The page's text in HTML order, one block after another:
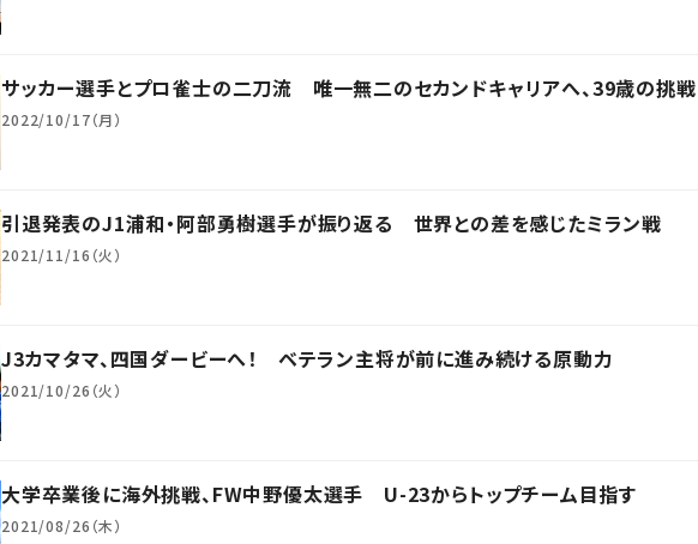
サッカー選手とプロ雀士の二刀流 唯一無二のセカンドキャリアへ、39歳の挑戦
2022/10/17（月）
引退発表のJ1浦和・阿部勇樹選手が振り返る 世界との差を感じたミラン戦
2021/11/16（火）
J3カマタマ、四国ダービーへ！ ベテラン主将が前に進み続ける原動力
2021/10/26（火）
大学卒業後に海外挑戦、FW中野優太選手 U-23からトップチーム目指す
2021/08/26（木）